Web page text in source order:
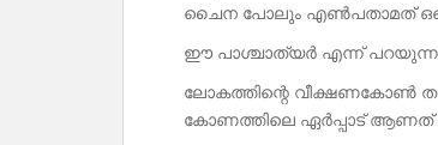
ചൈന പോലും എൺപതാമത്
ഈ പാശ്ചാത്യർ എന്ന്
ലോകത്തിന്റെ വീക്ഷണകോൺ
കോണത്തിലെ ഏർപ്പാട് ആണത്